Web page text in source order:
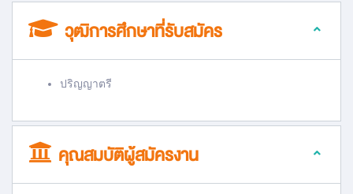
วุฒิการศึกษาที่รับสมัคร
ปริญญาตรี
คุณสมบัติผู้สมัครงาน